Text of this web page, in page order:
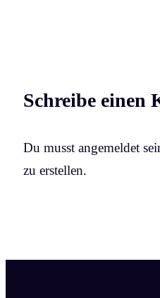
Schreibe einen
Du musst angemeldet
zu erstellen.